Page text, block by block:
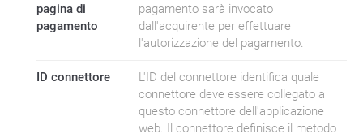
pagina di
pagamento
pagamento sarà invocato
dall'acquirente per effettuare
l'autorizzazione del pagamento.
ID connettore
L'ID del connettore identifica quale
connettore deve essere collegato a
questo connettore dell'applicazione
web. Il connettore definisce il metodo